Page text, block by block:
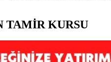
TAMİR KURSU